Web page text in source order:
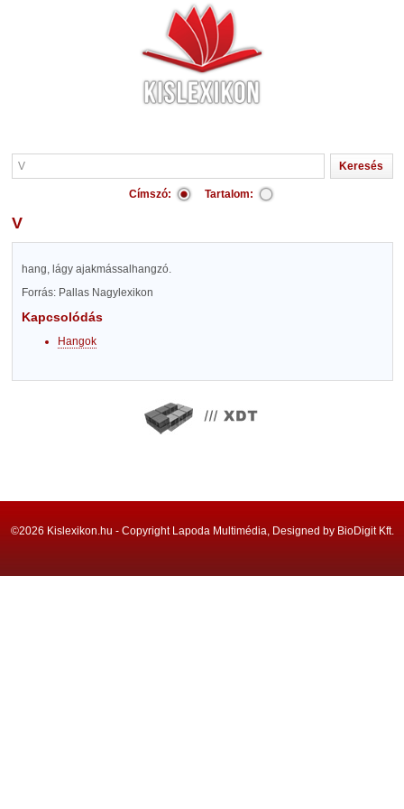
Címszó: Tartalom:
V
hang, lágy ajakmássalhangzó.
Forrás: Pallas Nagylexikon
Kapcsolódás
Hangok
©2026 Kislexikon.hu - Copyright Lapoda Multimédia, Designed by BioDigit Kft.